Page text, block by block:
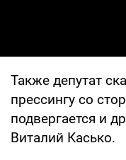
Также депутат
прессингу со
подвергается и
Виталий Касько.